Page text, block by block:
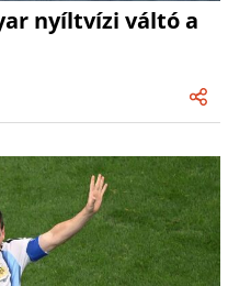
nyíltvízi váltó a